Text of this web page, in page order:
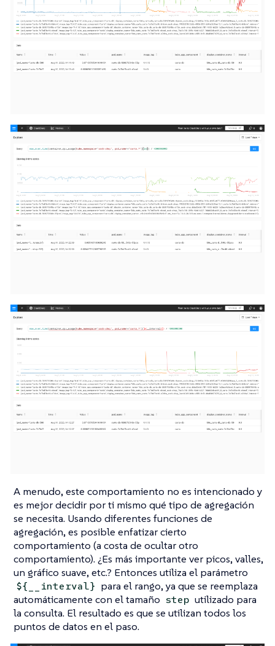
A menudo, este comportamiento no es intencionado y
es mejor decidir por ti mismo qué tipo de agregación
se necesita. Usando diferentes funciones de
agregación, es posible enfatizar cierto
comportamiento (a costa de ocultar otro
comportamiento). ¿Es más importante ver picos, valles,
un gráfico suave, etc.? Entonces utiliza el parámetro
${__interval} para el rango, ya que se reemplaza
automáticamente con el tamaño step utilizado para
la consulta. El resultado es que se utilizan todos los
puntos de datos en el paso.